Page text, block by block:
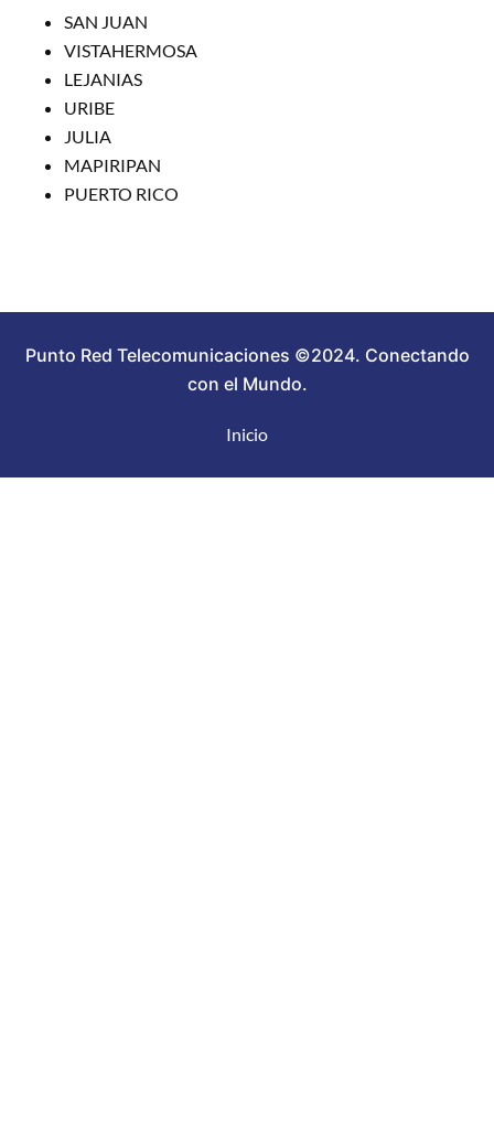
SAN JUAN
VISTAHERMOSA
LEJANIAS
URIBE
JULIA
MAPIRIPAN
PUERTO RICO
Punto Red Telecomunicaciones ©2024. Conectando
con el Mundo.
Inicio